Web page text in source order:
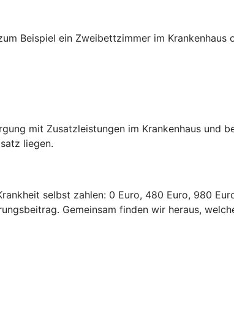
Beispiel ein Zweibettzimmer im
mit Zusatzleistungen im Krankenhaus und
liegen.
selbst zahlen: 0 Euro, 480 Euro, 980
Gemeinsam finden wir heraus,